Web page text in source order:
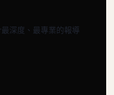
深度、最專業的報導